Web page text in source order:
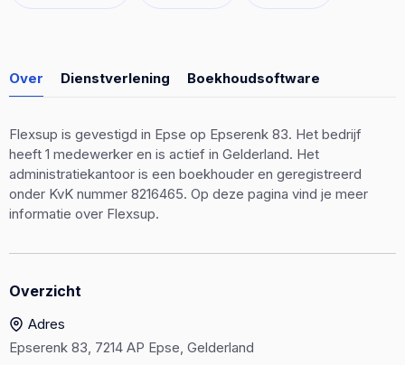
Over Dienstverlening Boekhoudsoftware
Flexsup is gevestigd in Epse op Epserenk 83. Het bedrijf
heeft 1 medewerker en is actief in Gelderland. Het
administratiekantoor is een boekhouder en geregistreerd
onder KvK nummer 8216465. Op deze pagina vind je meer
informatie over Flexsup.
Overzicht
Adres
Epserenk 83, 7214 AP Epse, Gelderland